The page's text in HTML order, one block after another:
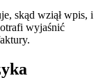
skąd wziął wpis, i
wyjaśnić